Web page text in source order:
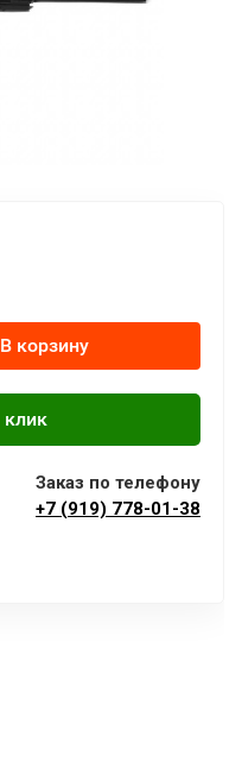
В корзину
Заказ по телефону
+7 (919) 778-01-38